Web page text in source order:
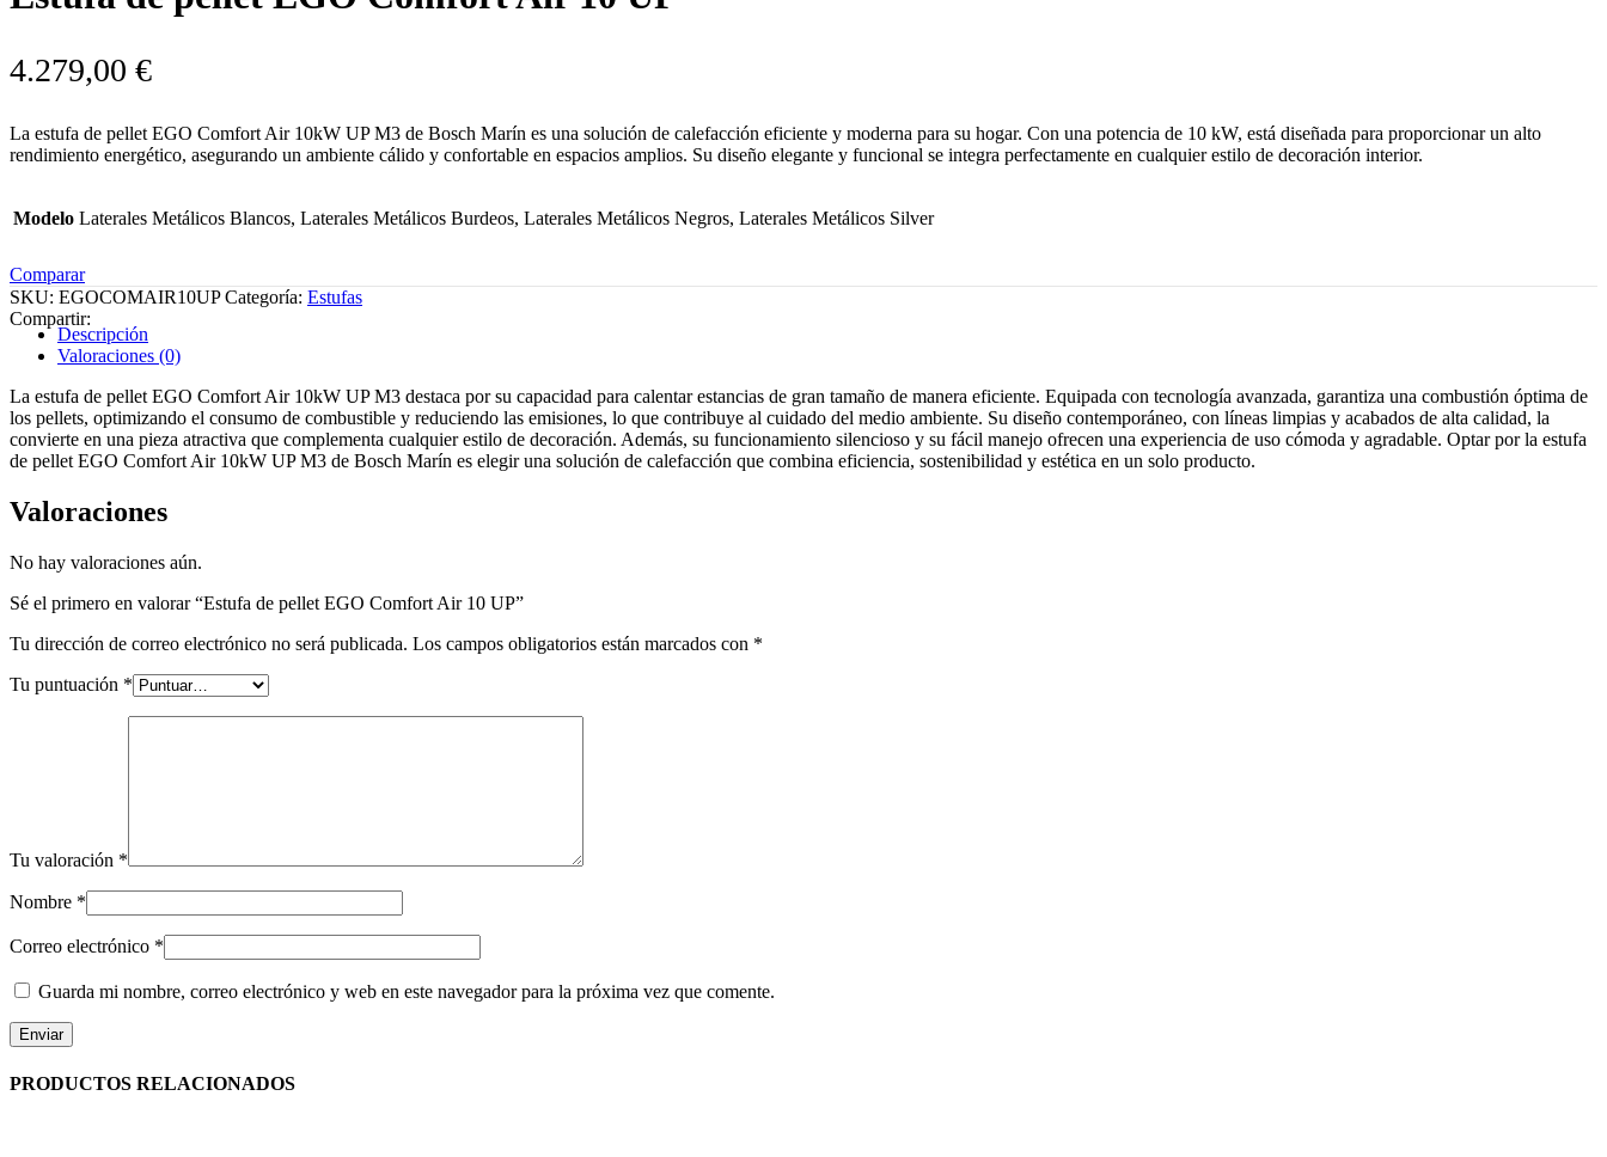
4.279,00 €
La estufa de pellet EGO Comfort Air 10kW UP M3 de Bosch Marín es una solución de calefacción eficiente y moderna para su hogar. Con una potencia de 10 kW, está diseñada para proporcionar un alto
rendimiento energético, asegurando un ambiente cálido y confortable en espacios amplios. Su diseño elegante y funcional se integra perfectamente en cualquier estilo de decoración interior.
Modelo Laterales Metálicos Blancos, Laterales Metálicos Burdeos, Laterales Metálicos Negros, Laterales Metálicos Silver
Comparar
SKU: EGOCOMAIR10UPCategoría: Estufas
Compartir:
Descripción
Valoraciones (0)
La estufa de pellet EGO Comfort Air 10kW UP M3 destaca por su capacidad para calentar estancias de gran tamaño de manera eficiente. Equipada con tecnología avanzada, garantiza una combustión óptima de
los pellets, optimizando el consumo de combustible y reduciendo las emisiones, lo que contribuye al cuidado del medio ambiente. Su diseño contemporáneo, con líneas limpias y acabados de alta calidad, la
convierte en una pieza atractiva que complementa cualquier estilo de decoración. Además, su funcionamiento silencioso y su fácil manejo ofrecen una experiencia de uso cómoda y agradable. Optar por la estufa
de pellet EGO Comfort Air 10kW UP M3 de Bosch Marín es elegir una solución de calefacción que combina eficiencia, sostenibilidad y estética en un solo producto.
Valoraciones
No hay valoraciones aún.
Sé el primero en valorar “Estufa de pellet EGO Comfort Air 10 UP”
Tu dirección de correo electrónico no será publicada. Los campos obligatorios están marcados con *
Tu puntuación *
Tu valoración *
Nombre *
Correo electrónico *
Guarda mi nombre, correo electrónico y web en este navegador para la próxima vez que comente.
PRODUCTOS RELACIONADOS